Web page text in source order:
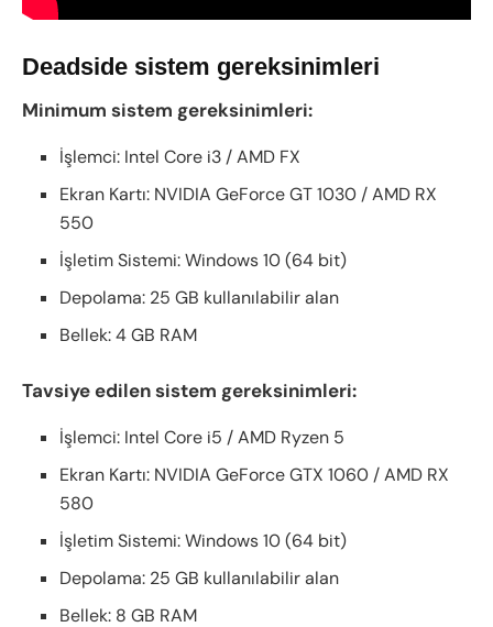
Deadside sistem gereksinimleri
Minimum sistem gereksinimleri:
İşlemci: Intel Core i3 / AMD FX
Ekran Kartı: NVIDIA GeForce GT 1030 / AMD RX
550
İşletim Sistemi: Windows 10 (64 bit)
Depolama: 25 GB kullanılabilir alan
Bellek: 4 GB RAM
Tavsiye edilen sistem gereksinimleri:
İşlemci: Intel Core i5 / AMD Ryzen 5
Ekran Kartı: NVIDIA GeForce GTX 1060 / AMD RX
580
İşletim Sistemi: Windows 10 (64 bit)
Depolama: 25 GB kullanılabilir alan
Bellek: 8 GB RAM